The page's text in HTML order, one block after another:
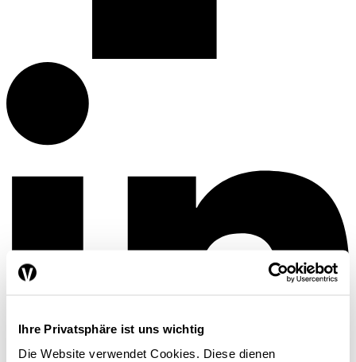
Ihre Privatsphäre ist uns wichtig
Die Website verwendet Cookies. Diese dienen